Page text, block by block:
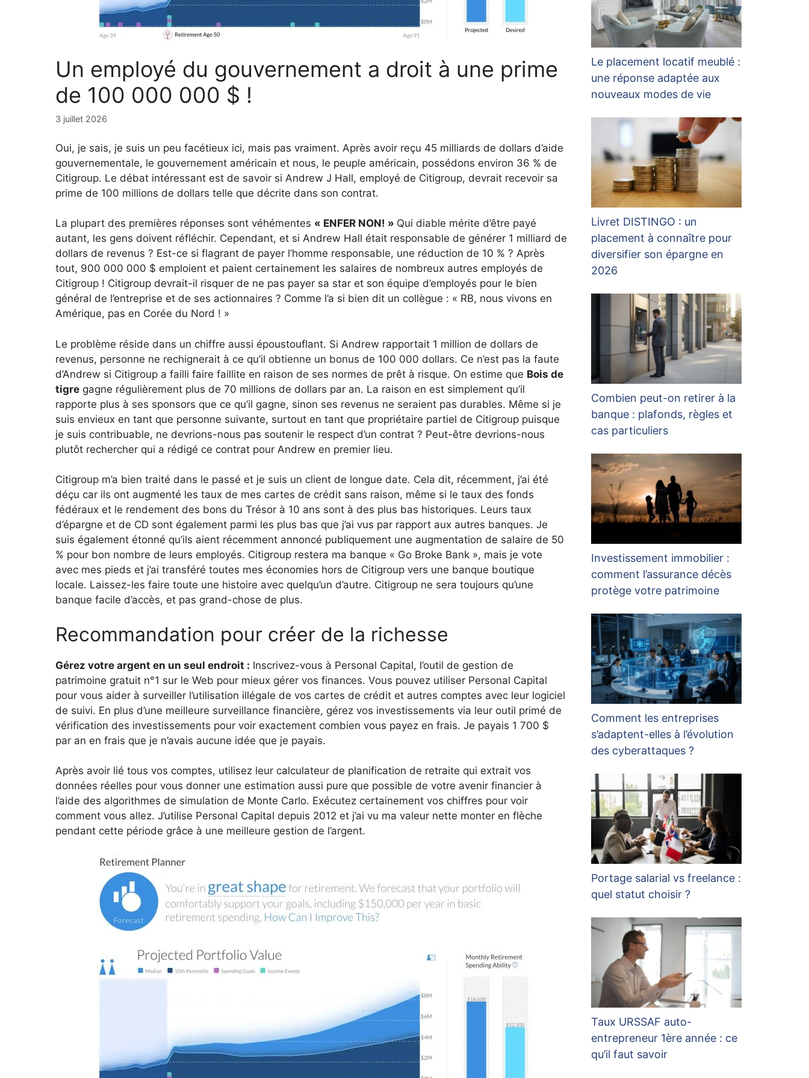
Un employé du gouvernement a droit à une prime
de 100 000 000 $ !
3 juillet 2026
Oui, je sais, je suis un peu facétieux ici, mais pas vraiment. Après avoir reçu 45 milliards de dollars d’aide
gouvernementale, le gouvernement américain et nous, le peuple américain, possédons environ 36 % de
Citigroup. Le débat intéressant est de savoir si Andrew J Hall, employé de Citigroup, devrait recevoir sa
prime de 100 millions de dollars telle que décrite dans son contrat.
La plupart des premières réponses sont véhémentes « ENFER NON! » Qui diable mérite d’être payé
autant, les gens doivent réfléchir. Cependant, et si Andrew Hall était responsable de générer 1 milliard de
dollars de revenus ? Est-ce si flagrant de payer l’homme responsable, une réduction de 10 % ? Après
tout, 900 000 000 $ emploient et paient certainement les salaires de nombreux autres employés de
Citigroup ! Citigroup devrait-il risquer de ne pas payer sa star et son équipe d’employés pour le bien
général de l’entreprise et de ses actionnaires ? Comme l’a si bien dit un collègue : « RB, nous vivons en
Amérique, pas en Corée du Nord ! »
Le problème réside dans un chiffre aussi époustouflant. Si Andrew rapportait 1 million de dollars de
revenus, personne ne rechignerait à ce qu’il obtienne un bonus de 100 000 dollars. Ce n’est pas la faute
d’Andrew si Citigroup a failli faire faillite en raison de ses normes de prêt à risque. On estime que Bois de
tigre gagne régulièrement plus de 70 millions de dollars par an. La raison en est simplement qu’il
rapporte plus à ses sponsors que ce qu’il gagne, sinon ses revenus ne seraient pas durables. Même si je
suis envieux en tant que personne suivante, surtout en tant que propriétaire partiel de Citigroup puisque
je suis contribuable, ne devrions-nous pas soutenir le respect d’un contrat ? Peut-être devrions-nous
plutôt rechercher qui a rédigé ce contrat pour Andrew en premier lieu.
Citigroup m’a bien traité dans le passé et je suis un client de longue date. Cela dit, récemment, j’ai été
déçu car ils ont augmenté les taux de mes cartes de crédit sans raison, même si le taux des fonds
fédéraux et le rendement des bons du Trésor à 10 ans sont à des plus bas historiques. Leurs taux
d’épargne et de CD sont également parmi les plus bas que j’ai vus par rapport aux autres banques. Je
suis également étonné qu’ils aient récemment annoncé publiquement une augmentation de salaire de 50
% pour bon nombre de leurs employés. Citigroup restera ma banque « Go Broke Bank », mais je vote
avec mes pieds et j’ai transféré toutes mes économies hors de Citigroup vers une banque boutique
locale. Laissez-les faire toute une histoire avec quelqu’un d’autre. Citigroup ne sera toujours qu’une
banque facile d’accès, et pas grand-chose de plus.
Recommandation pour créer de la richesse
Gérez votre argent en un seul endroit : Inscrivez-vous à Personal Capital, l’outil de gestion de
patrimoine gratuit n°1 sur le Web pour mieux gérer vos finances. Vous pouvez utiliser Personal Capital
pour vous aider à surveiller l’utilisation illégale de vos cartes de crédit et autres comptes avec leur logiciel
de suivi. En plus d’une meilleure surveillance financière, gérez vos investissements via leur outil primé de
vérification des investissements pour voir exactement combien vous payez en frais. Je payais 1 700 $
par an en frais que je n’avais aucune idée que je payais.
Après avoir lié tous vos comptes, utilisez leur calculateur de planification de retraite qui extrait vos
données réelles pour vous donner une estimation aussi pure que possible de votre avenir financier à
l’aide des algorithmes de simulation de Monte Carlo. Exécutez certainement vos chiffres pour voir
comment vous allez. J’utilise Personal Capital depuis 2012 et j’ai vu ma valeur nette monter en flèche
pendant cette période grâce à une meilleure gestion de l’argent.
Le placement locatif meublé :
une réponse adaptée aux
nouveaux modes de vie
Livret DISTINGO : un
placement à connaître pour
diversifier son épargne en
2026
Combien peut-on retirer à la
banque : plafonds, règles et
cas particuliers
Investissement immobilier :
comment l’assurance décès
protège votre patrimoine
Comment les entreprises
s’adaptent-elles à l’évolution
des cyberattaques ?
Portage salarial vs freelance :
quel statut choisir ?
Taux URSSAF auto-
entrepreneur 1ère année : ce
qu’il faut savoir